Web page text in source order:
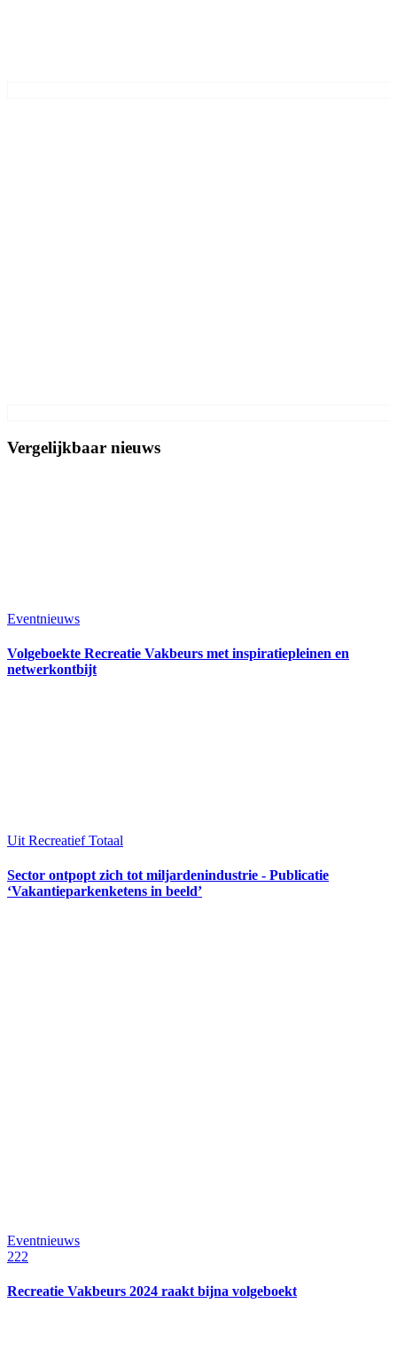
Vergelijkbaar nieuws
Eventnieuws
Volgeboekte Recreatie Vakbeurs met inspiratiepleinen en
netwerkontbijt
Uit Recreatief Totaal
Sector ontpopt zich tot miljardenindustrie - Publicatie
‘Vakantieparkenketens in beeld’
Eventnieuws
222
Recreatie Vakbeurs 2024 raakt bijna volgeboekt